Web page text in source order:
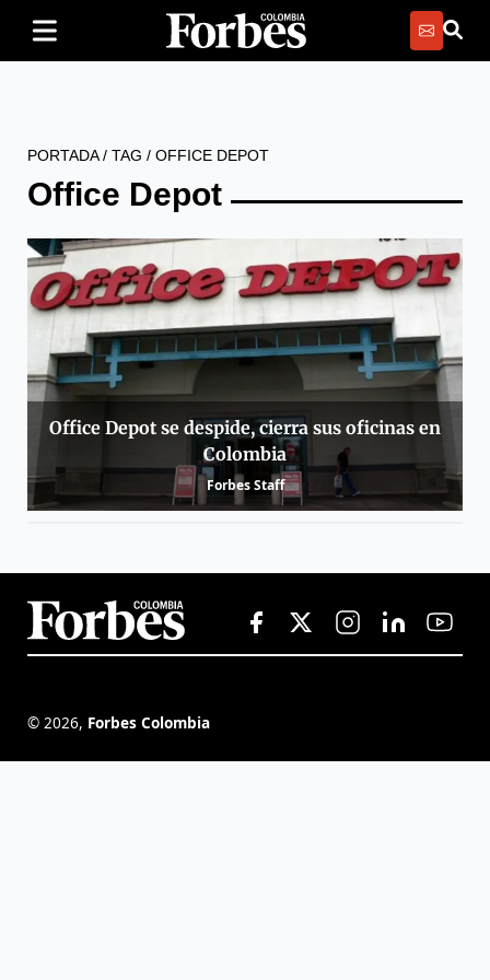
PORTADA/ TAG / OFFICE DEPOT
Office Depot
Office Depot se despide, cierra sus oficinas en
Colombia
Forbes Staff
© 2026, Forbes Colombia